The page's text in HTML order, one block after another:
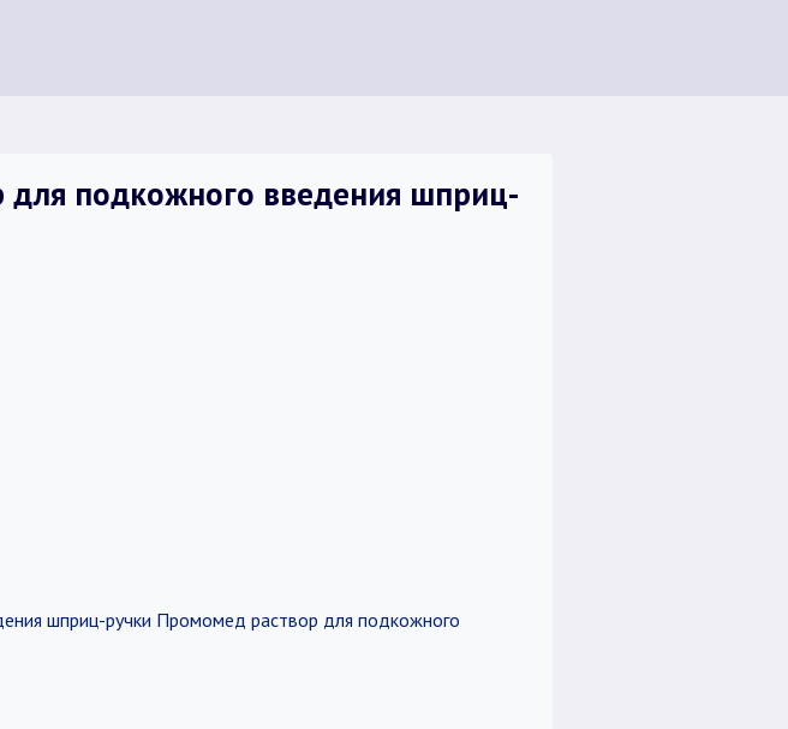
для подкожного введения шприц-
шприц-ручки Промомед раствор для подкожного